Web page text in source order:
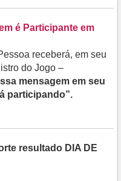
é Participante em
receberá, em seu
do Jogo –
mensagem em seu
participando”.
resultado DIA DE